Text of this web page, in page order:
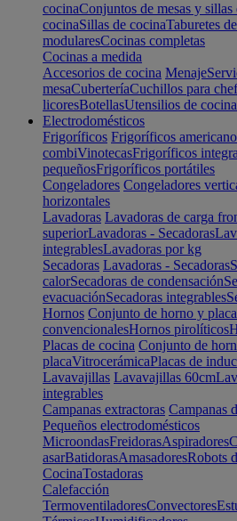
cocinaConjuntos de mesas y sillas
cocinaSillas de cocinaTaburetes
modularesCocinas completas
Cocinas a medida
Accesorios de cocina Menaje
mesaCuberteríaCuchillos para chef
licoresBotellasUtensilios de cocina
Electrodomésticos
Frigoríficos Frigoríficos
combiVinotecasFrigoríficos
pequeñosFrigoríficos portátiles
Congeladores Congeladores
horizontales
Lavadoras Lavadoras de carga
superiorLavadoras - Secadoras
integrablesLavadoras por kg
Secadoras Lavadoras - Secadoras
calorSecadoras de condensación
evacuaciónSecadoras integrables
Hornos Conjunto de horno y placa
convencionalesHornos pirolíticos
Placas de cocina Conjunto de
placaVitrocerámicaPlacas de
Lavavajillas Lavavajillas 60cm
integrables
Campanas extractoras Campanas
Pequeños electrodomésticos
MicroondasFreidorasAspiradores
asarBatidorasAmasadoresRobots
CocinaTostadoras
Calefacción
TermoventiladoresConvectores